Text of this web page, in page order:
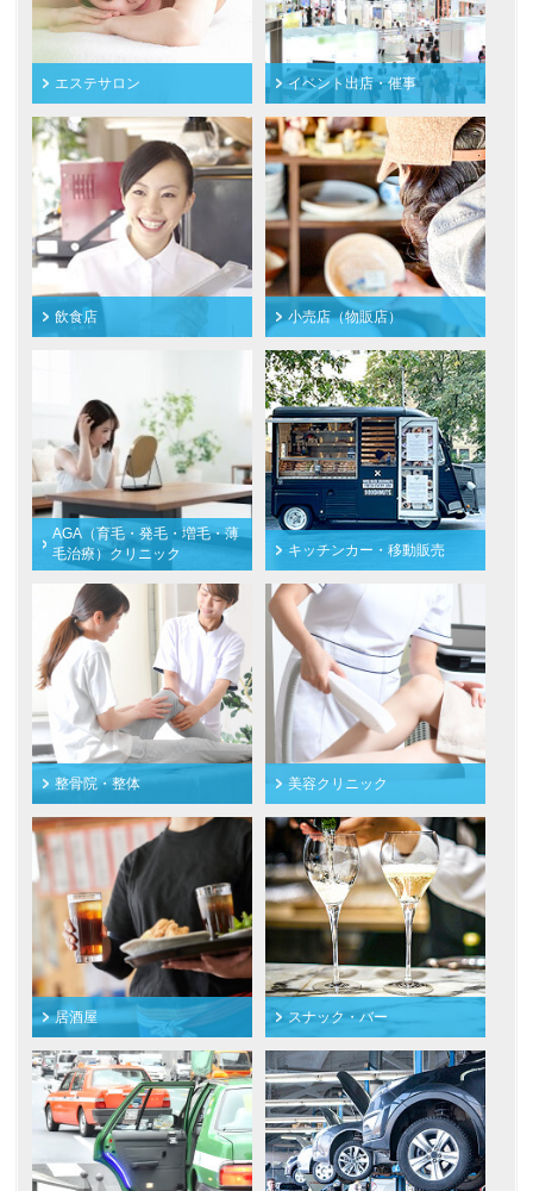
エステサロン イベント出店・催事
飲食店 小売店（物販店）
AGA（育毛・発毛・増毛・薄
毛治療）クリニック
キッチンカー・移動販売
整骨院・整体 美容クリニック
居酒屋 スナック・バー